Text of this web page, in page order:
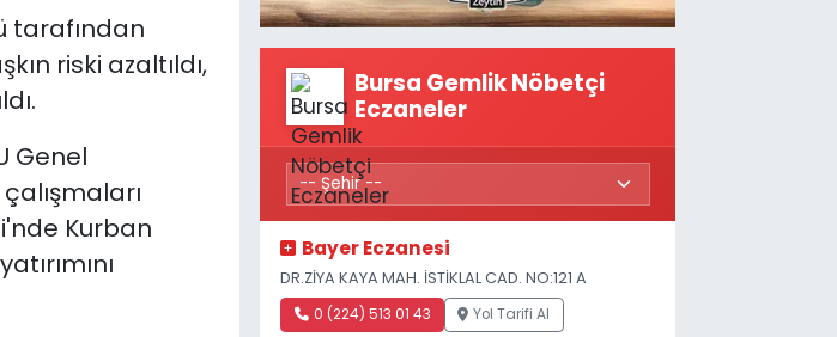
tarafından
riski azaltıldı,
Genel
Kurban
Bursa Gemlik Nöbetçi
Eczaneler
Bayer Eczanesi
DR.ZİYA KAYA MAH. İSTİKLAL CAD. NO:121 A
0 (224) 513 01 43 Yol Tarifi Al